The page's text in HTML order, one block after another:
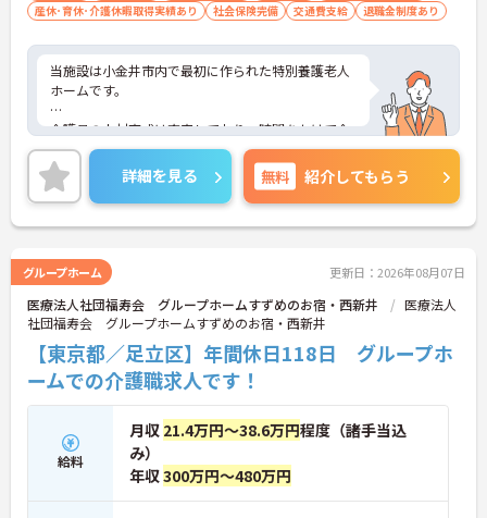
産休･育休･介護休暇取得実績あり
社会保険完備 交通費支給 退職金制度あり
当施設は小金井市内で最初に作られた特別養護老人
ホームです。
介護員の人材育成は充実しており、時間をかけて介
護技術を一から教える体制があり、特養が初めての
方も安心して働けます。
ご興味のある方には、面接対策ポイントなど、さら
に詳細をお話しいたしますので、お気軽にご相談く
詳細を見る 無料 紹介してもらう
グループホーム 更新日：2026年08月07日
医療法人社団福寿会 グループホームすずめのお宿・西新井
医療法人
社団福寿会 グループホームすずめのお宿・西新井
【東京都／足立区】年間休日118日 グループホ
ームでの介護職求人です！
給料
月収 21.4万円～38.6万円程度（諸手当込
み）
年収300万円～480万円